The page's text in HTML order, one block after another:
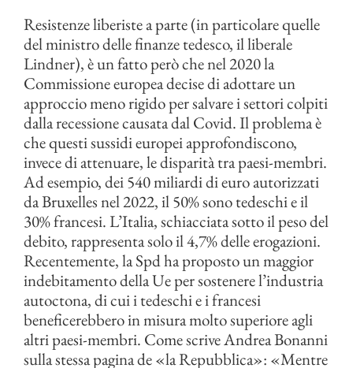
Resistenze liberiste a parte (in particolare quelle
del ministro delle finanze tedesco, il liberale
Lindner), è un fatto però che nel 2020 la
Commissione europea decise di adottare un
approccio meno rigido per salvare i settori colpiti
dalla recessione causata dal Covid. Il problema è
che questi sussidi europei approfondiscono,
invece di attenuare, le disparità tra paesi-membri.
Ad esempio, dei 540 miliardi di euro autorizzati
da Bruxelles nel 2022, il 50% sono tedeschi e il
30% francesi. L’Italia, schiacciata sotto il peso del
debito, rappresenta solo il 4,7% delle erogazioni.
Recentemente, la Spd ha proposto un maggior
indebitamento della Ue per sostenere l’industria
autoctona, di cui i tedeschi e i francesi
beneficerebbero in misura molto superiore agli
altri paesi-membri. Come scrive Andrea Bonanni
sulla stessa pagina de «la Repubblica»: «Mentre